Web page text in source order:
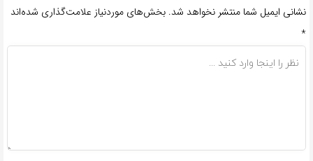
نشانی ایمیل شما منتشر نخواهد شد. بخش‌های موردنیاز علامت‌گذاری شده‌اند
*